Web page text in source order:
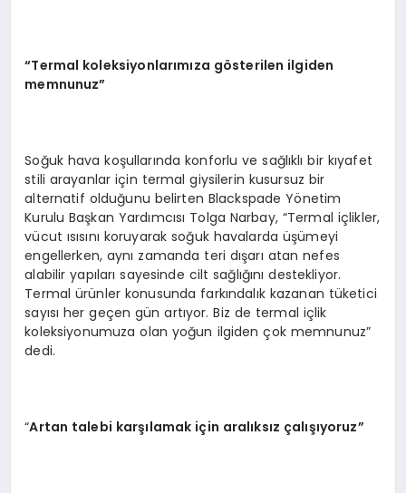
“Termal koleksiyonlarımıza gösterilen ilgiden
memnunuz”
Soğuk hava koşullarında konforlu ve sağlıklı bir kıyafet
stili arayanlar için termal giysilerin kusursuz bir
alternatif olduğunu belirten Blackspade Yönetim
Kurulu Başkan Yardımcısı Tolga Narbay, “Termal içlikler,
vücut ısısını koruyarak soğuk havalarda üşümeyi
engellerken, aynı zamanda teri dışarı atan nefes
alabilir yapıları sayesinde cilt sağlığını destekliyor.
Termal ürünler konusunda farkındalık kazanan tüketici
sayısı her geçen gün artıyor. Biz de termal içlik
koleksiyonumuza olan yoğun ilgiden çok memnunuz”
dedi.
“Artan talebi karşılamak için aralıksız çalışıyoruz”